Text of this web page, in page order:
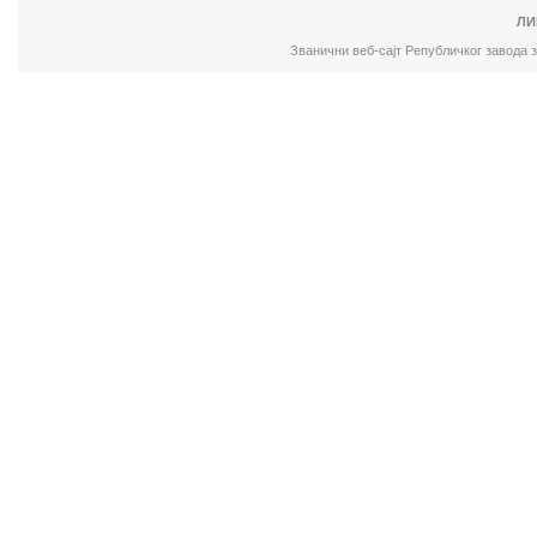
Званични веб-сајт Републичког